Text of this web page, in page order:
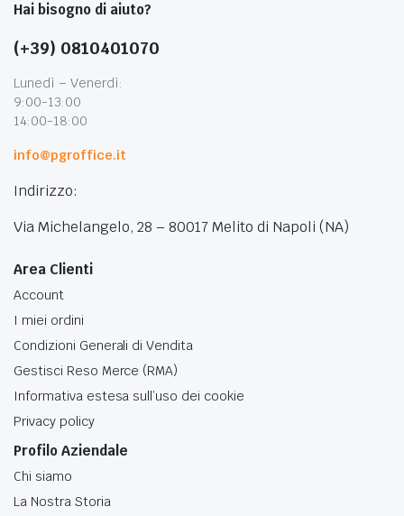
Hai bisogno di aiuto?
(+39) 0810401070
Lunedì – Venerdì:
9:00-13:00
14:00-18:00
info@pgroffice.it
Indirizzo:
Via Michelangelo, 28 – 80017 Melito di Napoli (NA)
Area Clienti
Account
I miei ordini
Condizioni Generali di Vendita
Gestisci Reso Merce (RMA)
Informativa estesa sull’uso dei cookie
Privacy policy
Profilo Aziendale
Chi siamo
La Nostra Storia